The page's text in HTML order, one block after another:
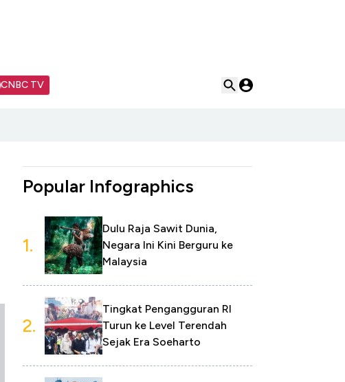
CNBC TV
Popular Infographics
1.
Dulu Raja Sawit Dunia,
Negara Ini Kini Berguru ke
Malaysia
2.
Tingkat Pengangguran RI
Turun ke Level Terendah
Sejak Era Soeharto